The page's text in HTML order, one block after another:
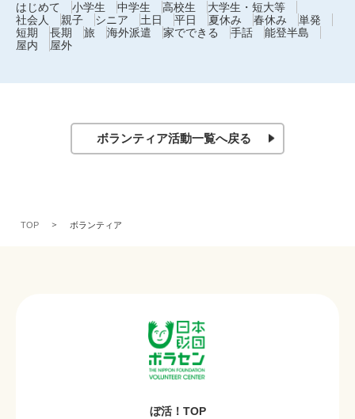
はじめて 小学生 中学生 高校生
大学生・短大等
社会人
親子 シニア 土日 平日 夏休み 春休み
単発
短期
長期 旅 海外派遣 家でできる 手話
能登半島
屋内
屋外
ボランティア活動一覧へ戻る
TOP ボランティア
ぼ活！TOP